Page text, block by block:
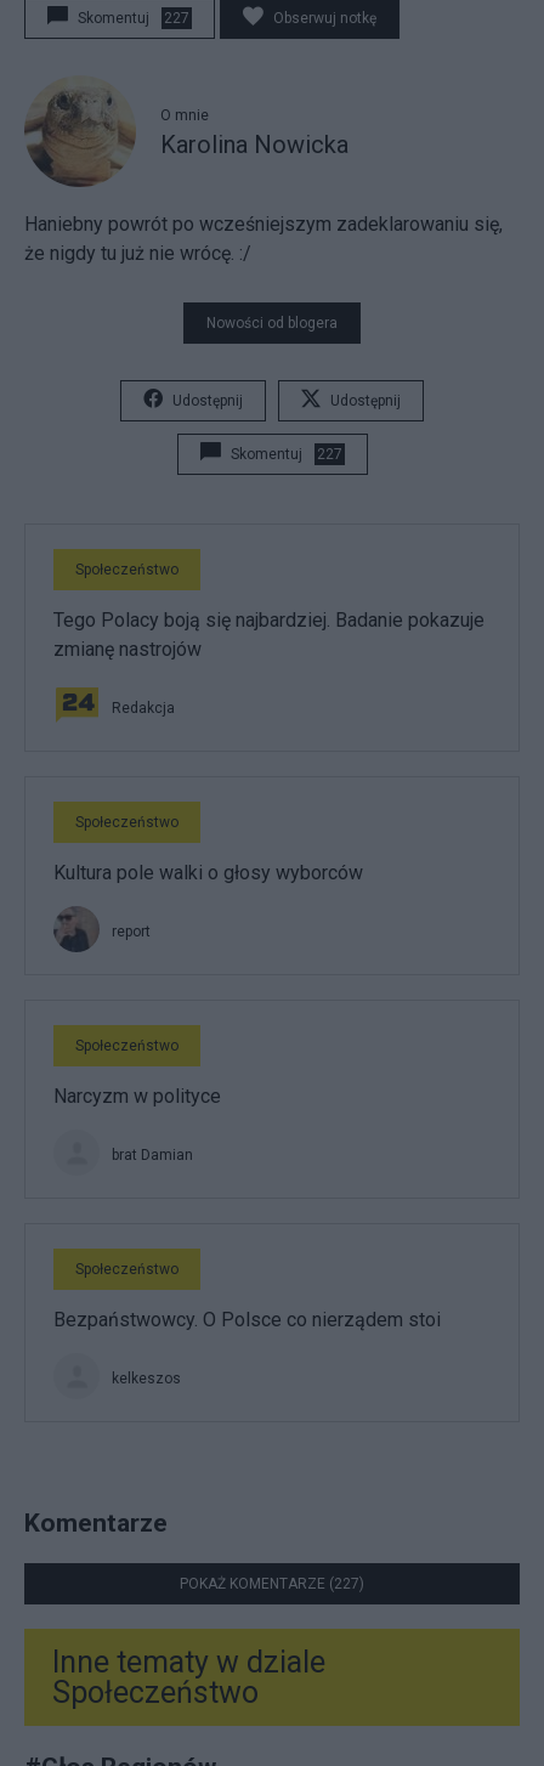
Skomentuj 227 Obserwuj notkę
O mnie
Karolina Nowicka
Haniebny powrót po wcześniejszym zadeklarowaniu się,
że nigdy tu już nie wrócę. :/
Nowości od blogera
Udostępnij Udostępnij
Skomentuj 227
Społeczeństwo
Tego Polacy boją się najbardziej. Badanie pokazuje
zmianę nastrojów
Redakcja
Społeczeństwo
Kultura pole walki o głosy wyborców
report
Społeczeństwo
Narcyzm w polityce
brat Damian
Społeczeństwo
Bezpaństwowcy. O Polsce co nierządem stoi
kelkeszos
Komentarze
POKAŻ KOMENTARZE (227)
Inne tematy w dziale
Społeczeństwo